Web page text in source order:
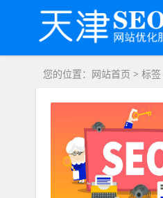
您的位置： 网站首页 > 标签